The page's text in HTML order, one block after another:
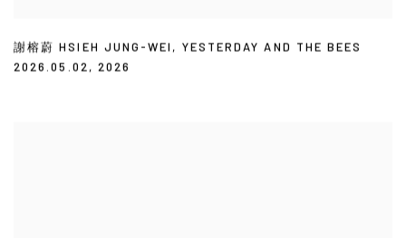
謝榕蔚 HSIEH JUNG-WEI , YESTERDAY AND THE BEES
2026.05.02, 2026